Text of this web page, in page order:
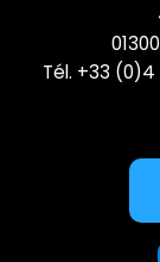
Tél. +33 (0)4